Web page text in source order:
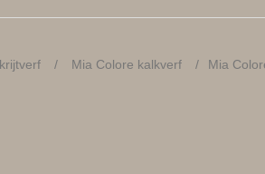
/ Mia Colore kalkverf / Mia